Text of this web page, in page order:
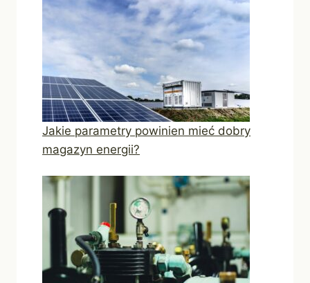
Jakie parametry powinien mieć dobry
magazyn energii?